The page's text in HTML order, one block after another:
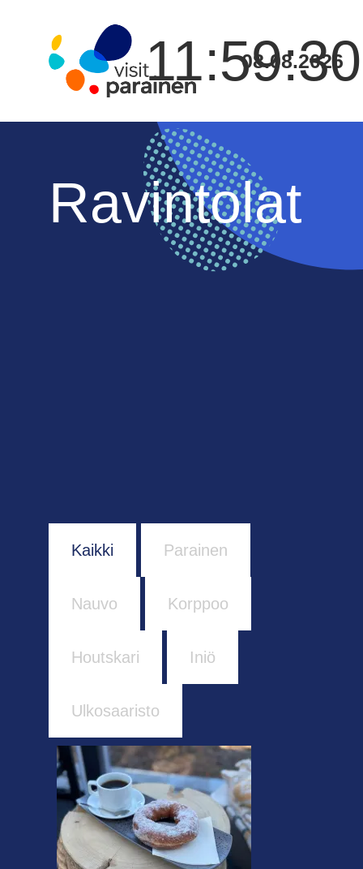
sisältöön
11:59:31
08.08.2026
Ravintolat
Kaikki Parainen
Nauvo Korppoo
Houtskari Iniö
Ulkosaaristo